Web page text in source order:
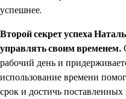
успешнее.
Второй секрет успеха
управлять своим временем.
рабочий день и
использование времени
срок и достичь поставленных